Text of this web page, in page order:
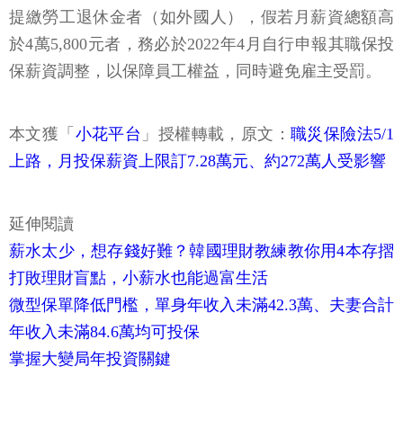
提繳勞工退休金者（如外國人），假若月薪資總額高
於4萬5,800元者，務必於2022年4月自行申報其職保投
保薪資調整，以保障員工權益，同時避免雇主受罰。
本文獲「 小花平台 」授權轉載，原文： 職災保險法5/1
上路，月投保薪資上限訂7.28萬元、約272萬人受影響
延伸閱讀
薪水太少，想存錢好難？韓國理財教練教你用4本存摺
打敗理財盲點，小薪水也能過富生活
微型保單降低門檻，單身年收入未滿42.3萬、夫妻合計
年收入未滿84.6萬均可投保
掌握大變局年投資關鍵